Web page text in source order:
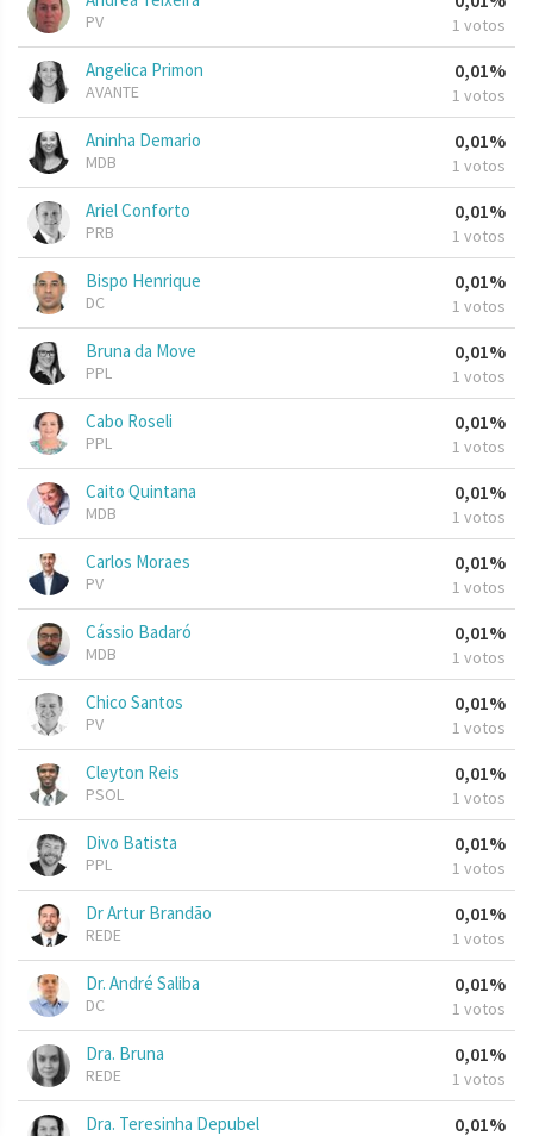
PV 1 votos
Angelica Primon
AVANTE
0,01%
1 votos
Aninha Demario
MDB
0,01%
1 votos
Ariel Conforto
PRB
0,01%
1 votos
Bispo Henrique
DC
0,01%
1 votos
Bruna da Move
PPL
0,01%
1 votos
Cabo Roseli
PPL
0,01%
1 votos
Caito Quintana
MDB
0,01%
1 votos
Carlos Moraes
PV
0,01%
1 votos
Cássio Badaró
MDB
0,01%
1 votos
Chico Santos
PV
0,01%
1 votos
Cleyton Reis
PSOL
0,01%
1 votos
Divo Batista
PPL
0,01%
1 votos
Dr Artur Brandão
REDE
0,01%
1 votos
Dr. André Saliba
DC
0,01%
1 votos
Dra. Bruna
REDE
0,01%
1 votos
Dra. Teresinha Depubel 0,01%